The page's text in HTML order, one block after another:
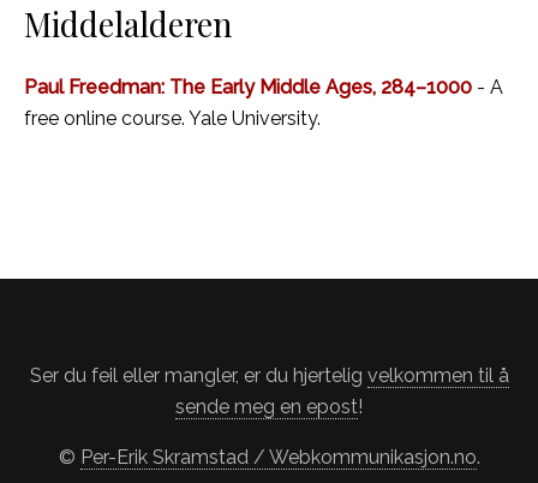
Middelalderen
Paul Freedman: The Early Middle Ages, 284–1000 - A
free online course. Yale University.
Ser du feil eller mangler, er du hjertelig velkommen til å
sende meg en epost!
© Per-Erik Skramstad / Webkommunikasjon.no.